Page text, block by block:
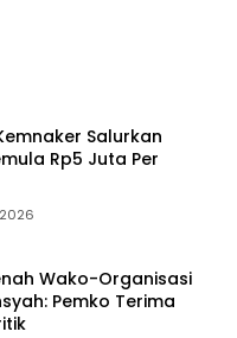
Salurkan
Rp5 Juta Per
Wako-Organisasi
Pemko Terima